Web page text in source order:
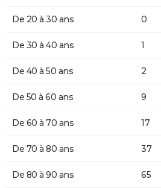
De 20 à 30 ans 0
De 30 à 40 ans 1
De 40 à 50 ans 2
De 50 à 60 ans 9
De 60 à 70 ans 17
De 70 à 80 ans 37
De 80 à 90 ans 65